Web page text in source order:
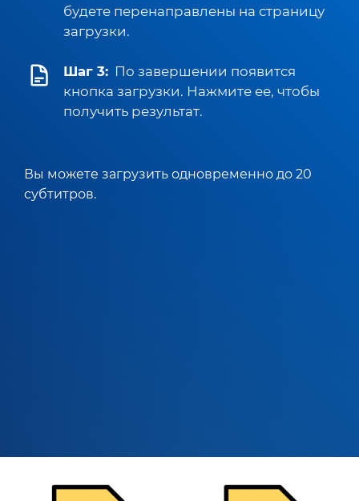
будете перенаправлены на страницу
загрузки.
Шаг 3: По завершении появится
кнопка загрузки. Нажмите ее, чтобы
получить результат.
Вы можете загрузить одновременно до 20
субтитров.